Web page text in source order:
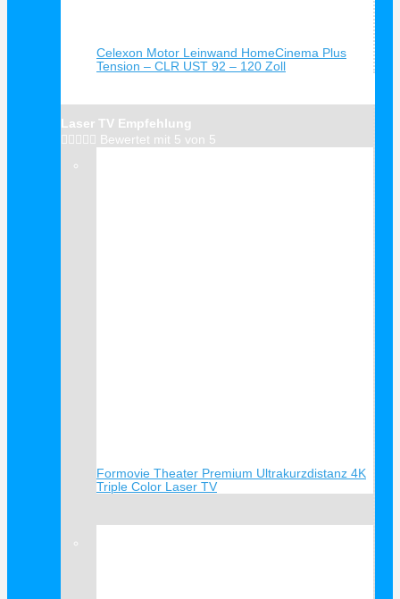
Celexon Motor Leinwand HomeCinema Plus
Tension – CLR UST 92 – 120 Zoll
Laser TV Empfehlung
     Bewertet mit 5 von 5
Formovie Theater Premium Ultrakurzdistanz 4K
Triple Color Laser TV